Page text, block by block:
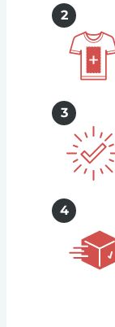
2
3
4